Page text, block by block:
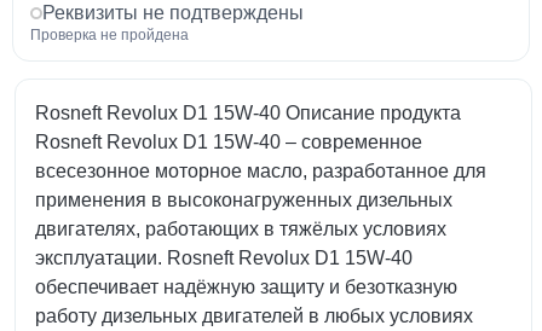
Реквизиты не подтверждены
Проверка не пройдена
Rosneft Revolux D1 15W-40 Описание продукта
Rosneft Revolux D1 15W-40 – современное
всесезонное моторное масло, разработанное для
применения в высоконагруженных дизельных
двигателях, работающих в тяжёлых условиях
эксплуатации. Rosneft Revolux D1 15W-40
обеспечивает надёжную защиту и безотказную
работу дизельных двигателей в любых условиях